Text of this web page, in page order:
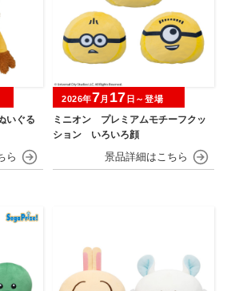
いぐる
ミニオン プレミアムモチーフクッ
ション いろいろ顔
2026年7月 17 日～登場